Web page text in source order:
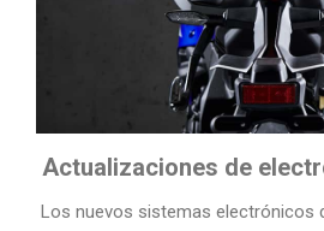
Actualizaciones de
Los nuevos sistemas electrónicos